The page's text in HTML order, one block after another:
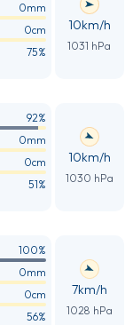
0mm
0cm
75%
10km/h
1031 hPa
92%
0mm
0cm
51%
10km/h
1030 hPa
100%
0mm
0cm
56%
7km/h
1028 hPa